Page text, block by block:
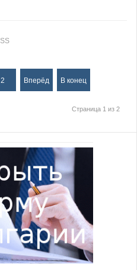
2 Вперёд В конец
Страница 1 из 2